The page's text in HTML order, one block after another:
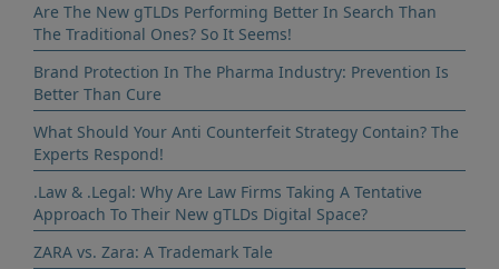
Are The New gTLDs Performing Better In Search Than
The Traditional Ones? So It Seems!
Brand Protection In The Pharma Industry: Prevention Is
Better Than Cure
What Should Your Anti Counterfeit Strategy Contain? The
Experts Respond!
.Law & .Legal: Why Are Law Firms Taking A Tentative
Approach To Their New gTLDs Digital Space?
ZARA vs. Zara: A Trademark Tale